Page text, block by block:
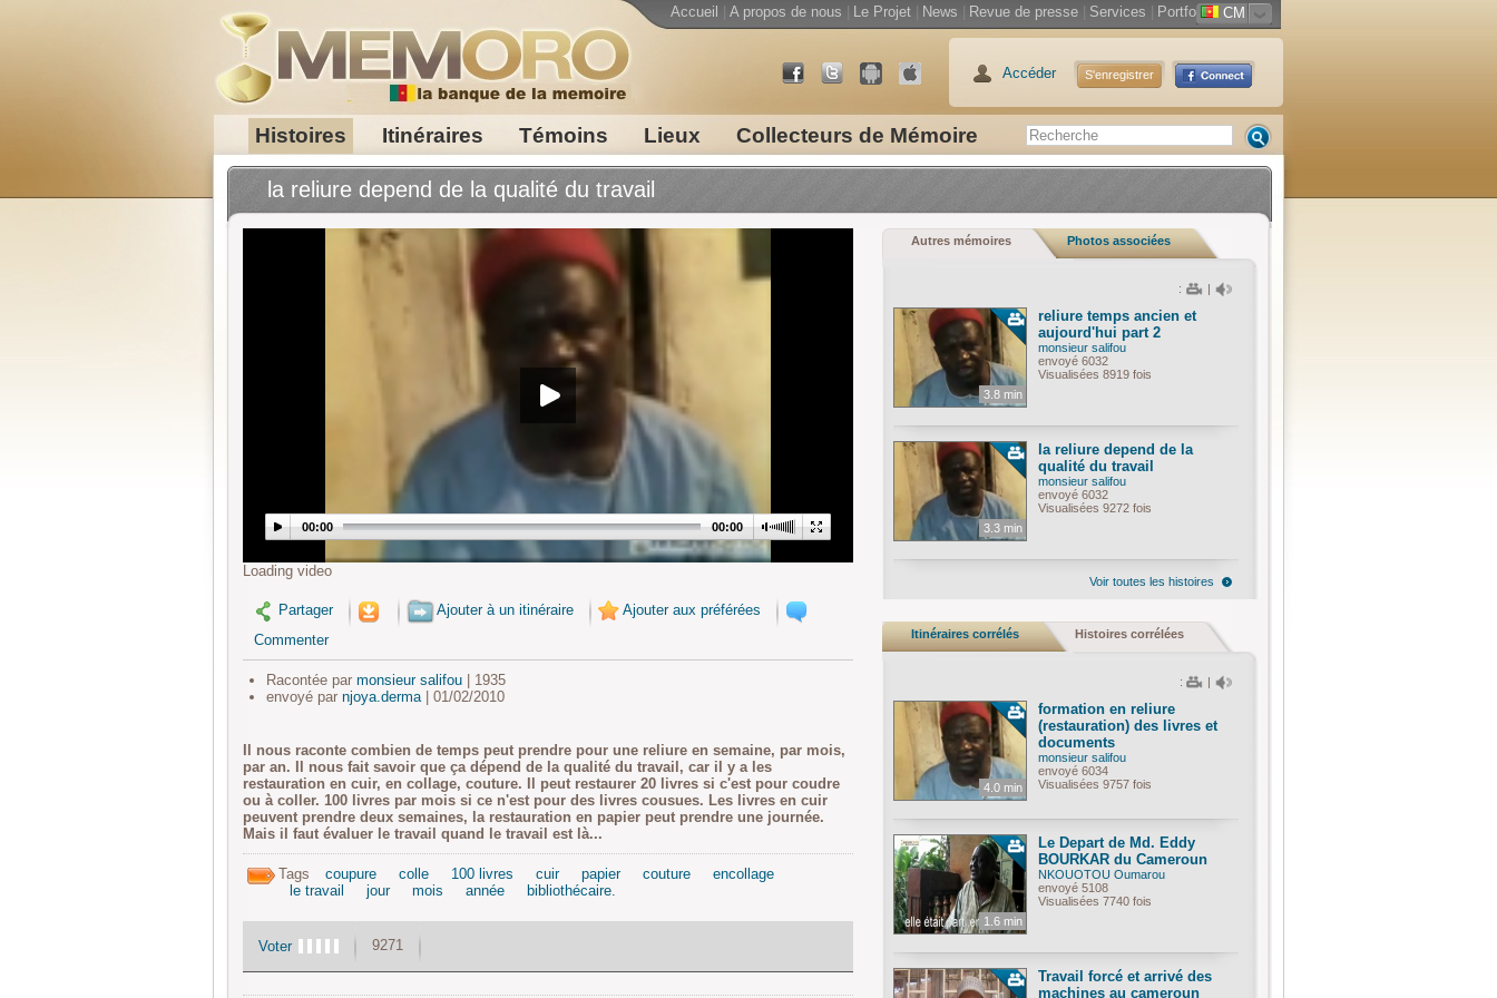
Histoires Itinéraires Témoins Lieux Collecteurs de Mémoire
Accueil A propos de nous Le Projet News Revue de presse Services Portfolio CM
Accéder S'enregistrer
la reliure depend de la qualité du travail
00:00 00:00
Loading video
Partager Ajouter à un itinéraire
Ajouter aux préférées
Commenter
Racontée par monsieur salifou| 1935
envoyé par njoya.derma| 01/02/2010
Il nous raconte combien de temps peut prendre pour une reliure en semaine, par mois,
par an. Il nous fait savoir que ça dépend de la qualité du travail, car il y a les
restauration en cuir, en collage, couture. Il peut restaurer 20 livres si c'est pour coudre
ou à coller. 100 livres par mois si ce n'est pour des livres cousues. Les livres en cuir
peuvent prendre deux semaines, la restauration en papier peut prendre une journée.
Mais il faut évaluer le travail quand le travail est là...
Tags coupure colle 100 livres cuir papier couture
encollage
le travail
jour mois année bibliothécaire.
Voter 9271
Autres mémoires Photos associées
: |
3.8 min
reliure temps ancien et
aujourd'hui part 2
monsieur salifou
envoyé 6032
Visualisées 8919 fois
3.3 min
la reliure depend de la
qualité du travail
monsieur salifou
envoyé 6032
Visualisées 9272 fois
Voir toutes les histoires
Itinéraires corrélés Histoires corrélées
: |
4.0 min
formation en reliure
(restauration) des livres et
documents
monsieur salifou
envoyé 6034
Visualisées 9757 fois
1.6 min
Le Depart de Md. Eddy
BOURKAR du Cameroun
NKOUOTOU Oumarou
envoyé 5108
Visualisées 7740 fois
Travail forcé et arrivé des
machines au cameroun